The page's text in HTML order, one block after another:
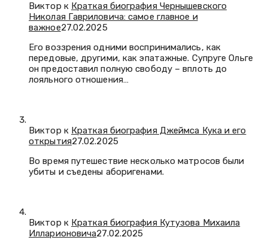
Виктор к Краткая биография Чернышевского
Николая Гавриловича: самое главное и
важное27.02.2025
Его воззрения одними воспринимались, как
передовые, другими, как эпатажные. Супруге Ольге
он предоставил полную свободу – вплоть до
лояльного отношения…
Виктор к Краткая биография Джеймса Кука и его
открытия27.02.2025
Во время путешествие несколько матросов были
убиты и съедены аборигенами.
Виктор к Краткая биография Кутузова Михаила
Илларионовича27.02.2025